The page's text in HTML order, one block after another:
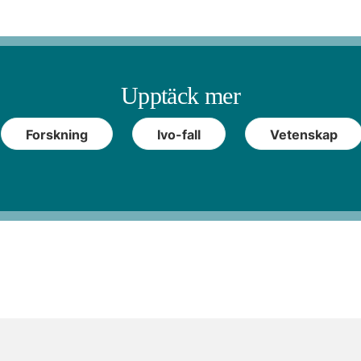
Upptäck mer
Forskning Ivo-fall Vetenskap